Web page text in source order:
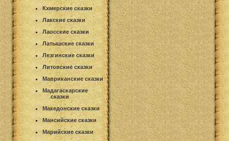
Кхмерские сказки
Лакские сказки
Лаосские сказки
Латышские сказки
Лезгинские сказки
Литовские сказки
Мавриканские сказки
Мадагаскарские
сказки
Македонские сказки
Мансийские сказки
Марийские сказки